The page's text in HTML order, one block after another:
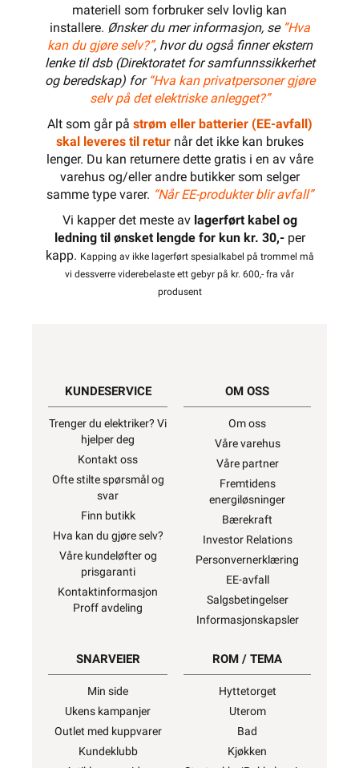
materiell som forbruker selv lovlig kan
installere. Ønsker du mer informasjon, se ”Hva
kan du gjøre selv?”, hvor du også finner ekstern
lenke til dsb (Direktoratet for samfunnssikkerhet
og beredskap) for “Hva kan privatpersoner gjøre
selv på det elektriske anlegget?”
Alt som går på strøm eller batterier (EE-avfall)
skal leveres til returnår det ikke kan brukes
lenger. Du kan returnere dette gratis i en av våre
varehus og/eller andre butikker som selger
samme type varer. “Når EE-produkter blir avfall”
Vi kapper det meste av lagerført kabel og
ledning til ønsket lengde for kun kr. 30,-per
kapp. Kapping av ikke lagerført spesialkabel på trommel må
vi dessverre viderebelaste ett gebyr på kr. 600,- fra vår
produsent
KUNDESERVICE
Trenger du elektriker? Vi
hjelper deg
Kontakt oss
Ofte stilte spørsmål og
svar
Finn butikk
Hva kan du gjøre selv?
Våre kundeløfter og
prisgaranti
Kontaktinformasjon
Proff avdeling
OM OSS
Om oss
Våre varehus
Våre partner
Fremtidens
energiløsninger
Bærekraft
Investor Relations
Personvernerklæring
EE-avfall
Salgsbetingelser
Informasjonskapsler
SNARVEIER
Min side
Ukens kampanjer
Outlet med kuppvarer
Kundeklubb
ROM / TEMA
Hyttetorget
Uterom
Bad
Kjøkken